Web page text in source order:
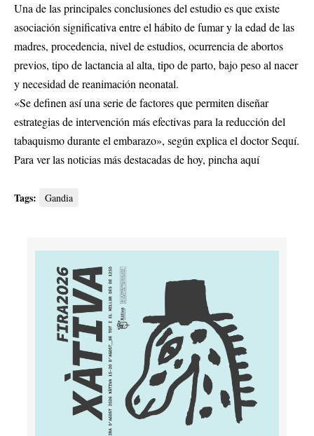
Una de las principales conclusiones del estudio es que existe
asociación significativa entre el hábito de fumar y la edad de las
madres, procedencia, nivel de estudios, ocurrencia de abortos
previos, tipo de lactancia al alta, tipo de parto, bajo peso al nacer
y necesidad de reanimación neonatal.
«Se definen así una serie de factores que permiten diseñar
estrategias de intervención más efectivas para la reducción del
tabaquismo durante el embarazo», según explica el doctor Sequí.
Para ver las noticias más destacadas de hoy, pincha aquí
Tags: Gandia